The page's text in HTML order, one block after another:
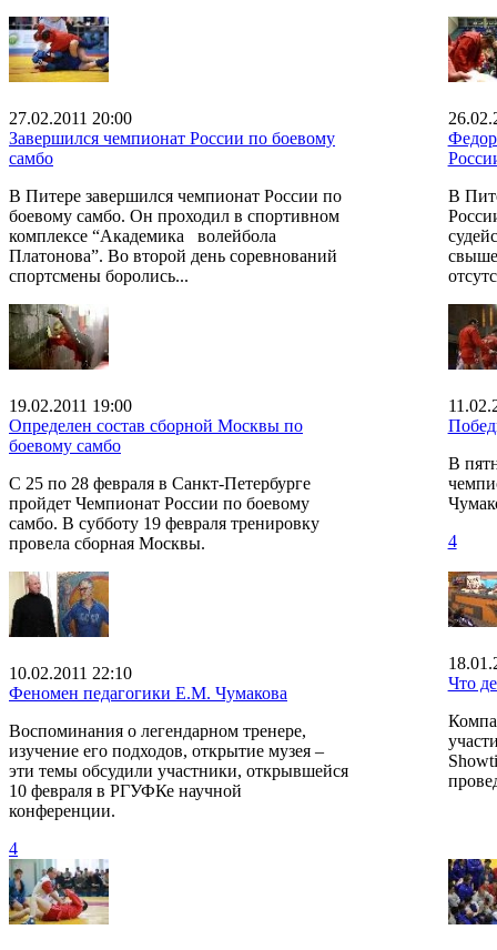
27.02.2011 20:00
Завершился чемпионат России по боевому
самбо
В Питере завершился чемпионат России по
боевому самбо. Он проходил в спортивном
комплексе “Академика волейбола
Платонова”. Во второй день соревнований
спортсмены боролись...
В
19.02.2011 19:00
Определен состав сборной Москвы по
боевому самбо
С 25 по 28 февраля в Санкт-Петербурге
пройдет Чемпионат России по боевому
самбо. В субботу 19 февраля тренировку
провела сборная Москвы.
В
4
10.02.2011 22:10
Феномен педагогики Е.М. Чумакова
Воспоминания о легендарном тренере,
изучение его подходов, открытие музея –
эти темы обсудили участники, открывшейся
10 февраля в РГУФКе научной
конференции.
4
Что